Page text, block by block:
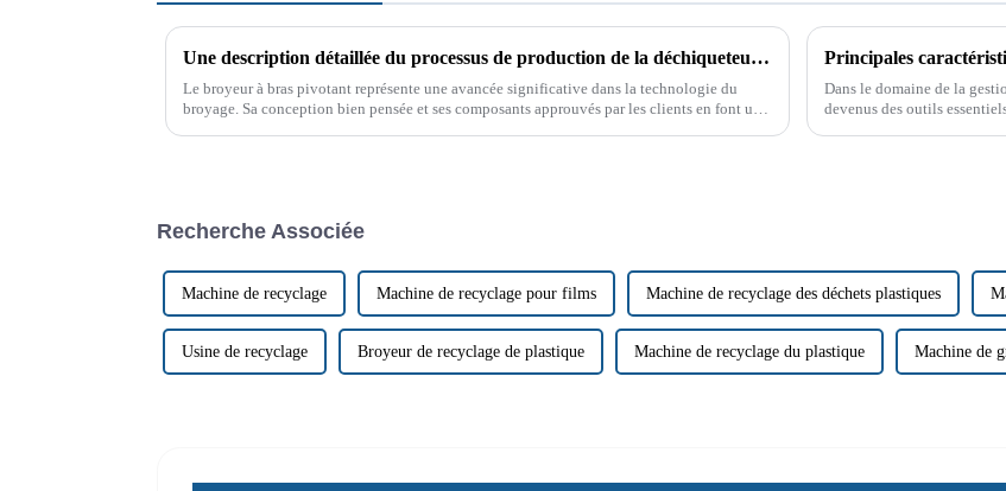
Une description détaillée du processus de production de la déchiqueteuse à bras pivotant
Le broyeur à bras pivotant représente une avancée significative dans la technologie du
broyage. Sa conception bien pensée et ses composants approuvés par les clients en font un
Principales
Dans le domaine de la
devenus des outils
Recherche Associée
Machine de recyclage Machine de recyclage pour films Machine de recyclage des déchets plastiques
Usine de recyclage Broyeur de recyclage de plastique Machine de recyclage du plastique Machine de